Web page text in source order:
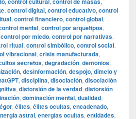
, control digital, control educativo, control
, control financiero, control global,
mental, control por arquetipos,
control por miedo, control por narrativas,
ritual, control simbólico, control social,
vibracional, crisis manufacturada,
secretos, degradación, demonios,
, desinformación, despojo, dímelo y
, disciplina, disociación, disociación
, distorsión de la verdad, distorsión
, dominación mental, dualidad,
, élites, élites ocultas, encadenado,
astral, energías ocultas, entidades,